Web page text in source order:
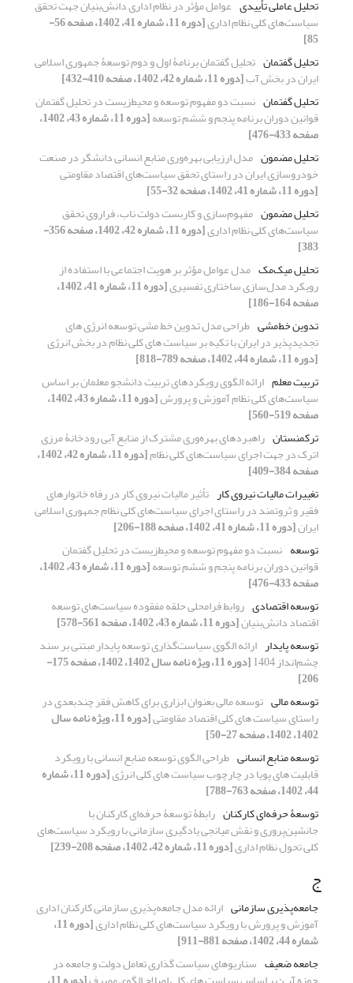
تحلیل عاملی تأییدی عوامل مؤثر در نظام اداری دانش‌بنیان جهت تحقق
سیاست‌های کلی نظام اداری [دوره 11، شماره 41، 1402، صفحه 56-
85]
تحلیل گفتمان تحلیل گفتمان برنامۀ اول و دوم توسعۀ جمهوری اسلامی
ایران در بخش آب[دوره 11، شماره 42، 1402، صفحه 410-432]
تحلیل گفتمان نسبت دو مفهوم توسعه و محیط‌زیست در تحلیل گفتمان
قوانین دوران برنامه پنجم و ششم توسعه [دوره 11، شماره 43، 1402،
صفحه 433-476]
تحلیل مضمون مدل ارزیابی بهره‌وری منابع انسانی دانشگر در صنعت
خودروسازی ایران در راستای تحقق سیاست‌های اقتصاد مقاومتی
[دوره 11، شماره 41، 1402، صفحه 32-55]
تحلیل مضمون مفهوم‌سازی و کاربست دولت ناب، فراروی تحقق
سیاست‌های کلی نظام اداری [دوره 11، شماره 42، 1402، صفحه 356-
383]
تحلیل میک‌مک مدل عوامل مؤثر بر هویت اجتماعی با استفاده از
رویکرد مدل‌سازی ساختاری تفسیری [دوره 11، شماره 41، 1402،
صفحه 164-186]
تدوین خط‌مشی‌‌ طراحی مدل تدوین خط مشی توسعه انرژی های
تجدیدپذیر در ایران با تکیه بر سیاست های کلی نظام در بخش انرژی
[دوره 11، شماره 44، 1402، صفحه 789-818]
تربیت معلم ارائه الگوی رویکردهای تربیت دانشجو معلمان بر اساس
سیاست‌های کلی نظام آموزش و پرورش [دوره 11، شماره 43، 1402،
صفحه 519-560]
ترکمنستان راهبردهای بهره‌وری مشترک از منابع آبی رودخانۀ مرزی
اترک در جهت اجرای سیاست‌های کلی نظام [دوره 11، شماره 42، 1402،
صفحه 384-409]
تغییرات مالیات نیروی ‌کار تأثیر مالیات نیروی ‌کار در رفاه خانوارهای
فقیر و ثروتمند در راستای اجرای سیاست‌های کلی نظام جمهوری اسلامی
ایران[دوره 11، شماره 41، 1402، صفحه 188-206]
توسعه نسبت دو مفهوم توسعه و محیط‌زیست در تحلیل گفتمان
قوانین دوران برنامه پنجم و ششم توسعه [دوره 11، شماره 43، 1402،
صفحه 433-476]
توسعه اقتصادی روابط فرامحلی حلقه مفقوده سیاست‌های توسعه
اقتصاد دانش‌بنیان[دوره 11، شماره 43، 1402، صفحه 561-578]
توسعه پایدار ارائه الگوی سیاست‌گذاری توسعه پایدار مبتنی بر سند
چشم‌انداز 1404 [دوره 11، ویژه نامه سال 1402، 1402، صفحه 175-
206]
توسعه مالی توسعه مالی بعنوان ابزاری برای کاهش فقر چندبعدی در
راستای سیاست های کلی اقتصاد مقاومتی [دوره 11، ویژه نامه سال
1402، 1402، صفحه 27-50]
توسعه منابع انسانی طراحی الگوی توسعه منابع انسانی با رویکرد
قابلیت های پویا در چارچوب سیاست های کلی انرژی [دوره 11، شماره
44، 1402، صفحه 763-788]
توسعۀ حرفه‌ای کارکنان رابطۀ توسعۀ حرفه‌ای کارکنان با
جانشین‌پروری و نقش میانجی یادگیری سازمانی با رویکرد سیاست‌های
کلی تحول نظام اداری[دوره 11، شماره 42، 1402، صفحه 208-239]
ج
جامعه‌پذیری سازمانی ارائه مدل جامعه‌پذیری سازمانی کارکنان اداری
آموزش و پرورش با رویکرد سیاست‌‌های کلی نظام اداری [دوره 11،
شماره 44، 1402، صفحه 881-911]
جامعه ضعیف سناریوهای سیاست گذاری تعامل دولت و جامعه در